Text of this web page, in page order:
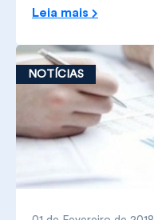
Leia mais
NOTÍCIAS